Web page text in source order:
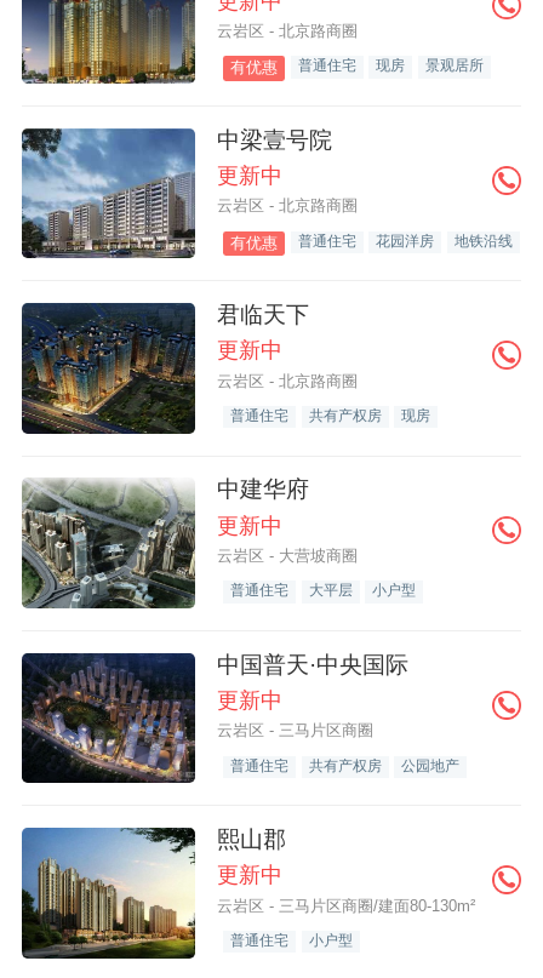
云岩区 - 北京路商圈
有优惠 普通住宅 现房 景观居所
中梁壹号院
更新中
云岩区 - 北京路商圈
有优惠 普通住宅 花园洋房 地铁沿线
君临天下
更新中
云岩区 - 北京路商圈
普通住宅 共有产权房 现房
中建华府
更新中
云岩区 - 大营坡商圈
普通住宅 大平层 小户型
中国普天·中央国际
更新中
云岩区 - 三马片区商圈
普通住宅 共有产权房 公园地产
熙山郡
更新中
云岩区 - 三马片区商圈/建面80-130m²
普通住宅 小户型